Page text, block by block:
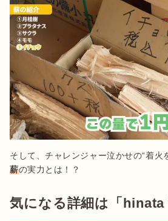
そして、チャレンジャー泣かせの“着火
薪の実力とは！？
気になる詳細は「hinata